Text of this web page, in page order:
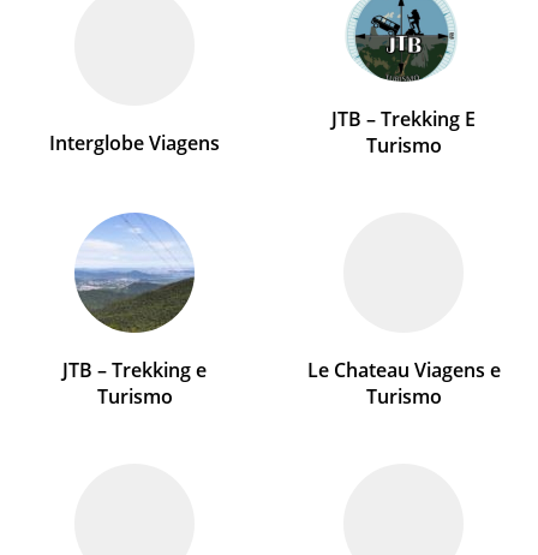
Interglobe Viagens
JTB – Trekking E
Turismo
JTB – Trekking e
Turismo
Le Chateau Viagens e
Turismo